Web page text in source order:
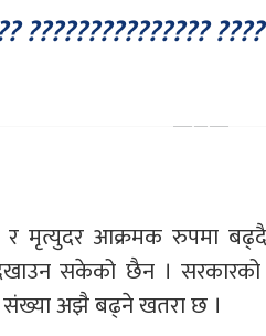
???????????????
र मृत्युदर आक्रमक रुपमा
सकेको छैन ।
संख्या अझै बढ्ने खतरा छ ।